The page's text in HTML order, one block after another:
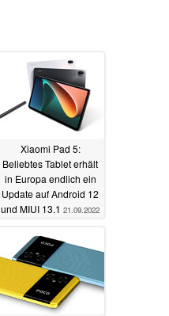
Xiaomi Pad 5:
Beliebtes Tablet erhält
in Europa endlich ein
Update auf Android 12
und MIUI 13.1 21.09.2022